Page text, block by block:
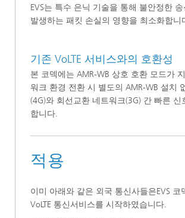
EVS는 특수 은닉 기술을 통해 불안정한
발생하는 패킷 손실의 영향을 최소화합니
기존 VoLTE 서비스와의 호환성
본 코덱에는 AMR-WB 상호 호환 모드가
워크 환경 전환 시 별도의 AMR-WB 설치
(4G)와 회선교환 네트워크(3G) 간 빠른 신
합니다.
적용
이미 아래와 같은 외국 통신사들은EVS 코
VoLTE 통신서비스를 시작하였습니다.